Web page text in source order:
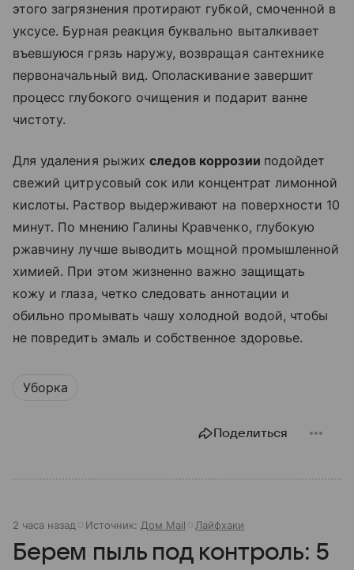
этого загрязнения протирают губкой, смоченной в
уксусе. Бурная реакция буквально выталкивает
въевшуюся грязь наружу, возвращая сантехнике
первоначальный вид. Ополаскивание завершит
процесс глубокого очищения и подарит ванне
чистоту.
Для удаления рыжих следов коррозии подойдет
свежий цитрусовый сок или концентрат лимонной
кислоты. Раствор выдерживают на поверхности 10
минут. По мнению Галины Кравченко, глубокую
ржавчину лучше выводить мощной промышленной
химией. При этом жизненно важно защищать
кожу и глаза, четко следовать аннотации и
обильно промывать чашу холодной водой, чтобы
не повредить эмаль и собственное здоровье.
Уборка
Поделиться
2 часа назад Источник: Дом Mail Лайфхаки
Берем пыль под контроль: 5